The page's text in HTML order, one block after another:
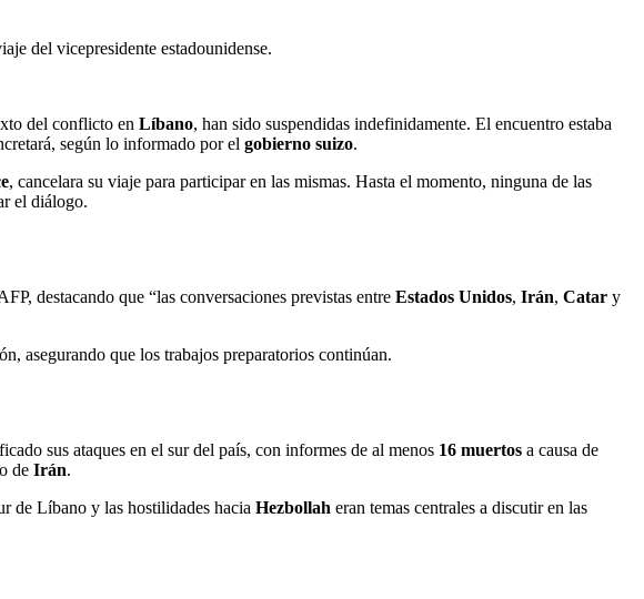
del vicepresidente estadounidense.
del conflicto en Líbano, han sido suspendidas indefinidamente. El encuentro estaba
según lo informado por el gobierno suizo.
, cancelara su viaje para participar en las mismas. Hasta el momento, ninguna de las
el diálogo.
destacando que “las conversaciones previstas entre Estados Unidos, Irán, Catar y
asegurando que los trabajos preparatorios continúan.
sus ataques en el sur del país, con informes de al menos 16 muertos a causa de
de Irán.
de Líbano y las hostilidades hacia Hezbollah eran temas centrales a discutir en las